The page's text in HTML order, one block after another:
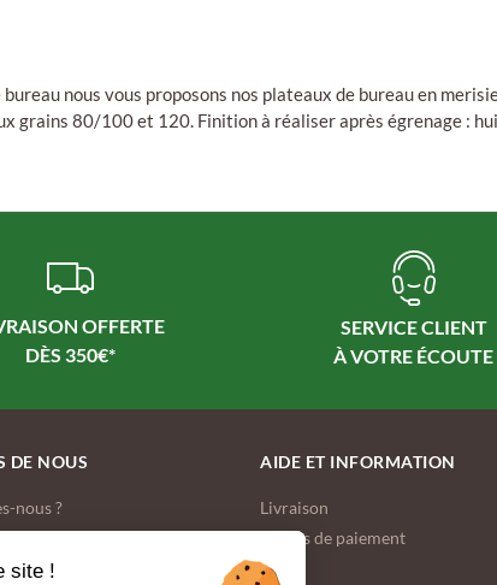
site !
nous vous proposons nos plateaux de bureau en
grains 80/100 et 120. Finition à réaliser après égrenage :
OFFERTE
SERVICE CLIENT
DE NOUS
nous ?
écologiques
AIDE ET INFORMATION
Livraison
Modes de paiement
FAQ